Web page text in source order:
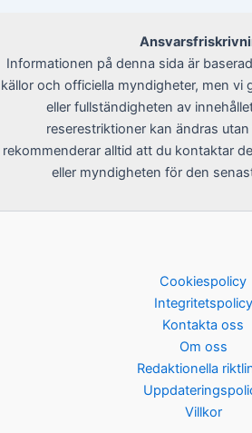
Informationen på denna sida är
källor och officiella myndigheter, men vi
eller fullständigheten av
reserestriktioner kan ändras
rekommenderar alltid att du kontaktar
eller myndigheten för den
Cookiespolicy
Integritetspolicy
Kontakta oss
Om oss
Redaktionella
Villkor